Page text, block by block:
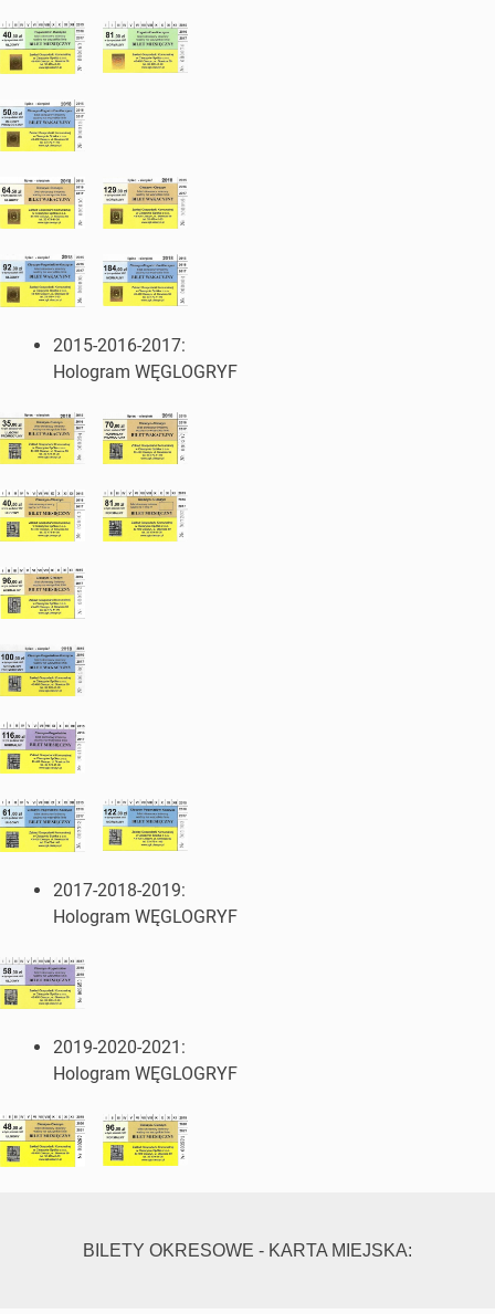
2015-2016-2017:
Hologram WĘGLOGRYF
2017-2018-2019:
Hologram WĘGLOGRYF
2019-2020-2021:
Hologram WĘGLOGRYF
BILETY OKRESOWE - KARTA MIEJSKA: